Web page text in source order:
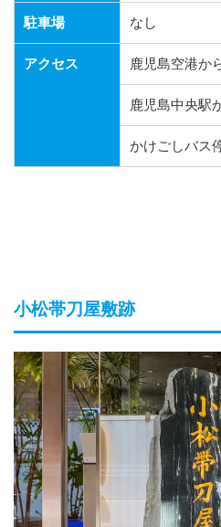
駐車場 なし
アクセス 鹿児島空港か
鹿児島中央駅
かけごしバス
小松帯刀屋敷跡